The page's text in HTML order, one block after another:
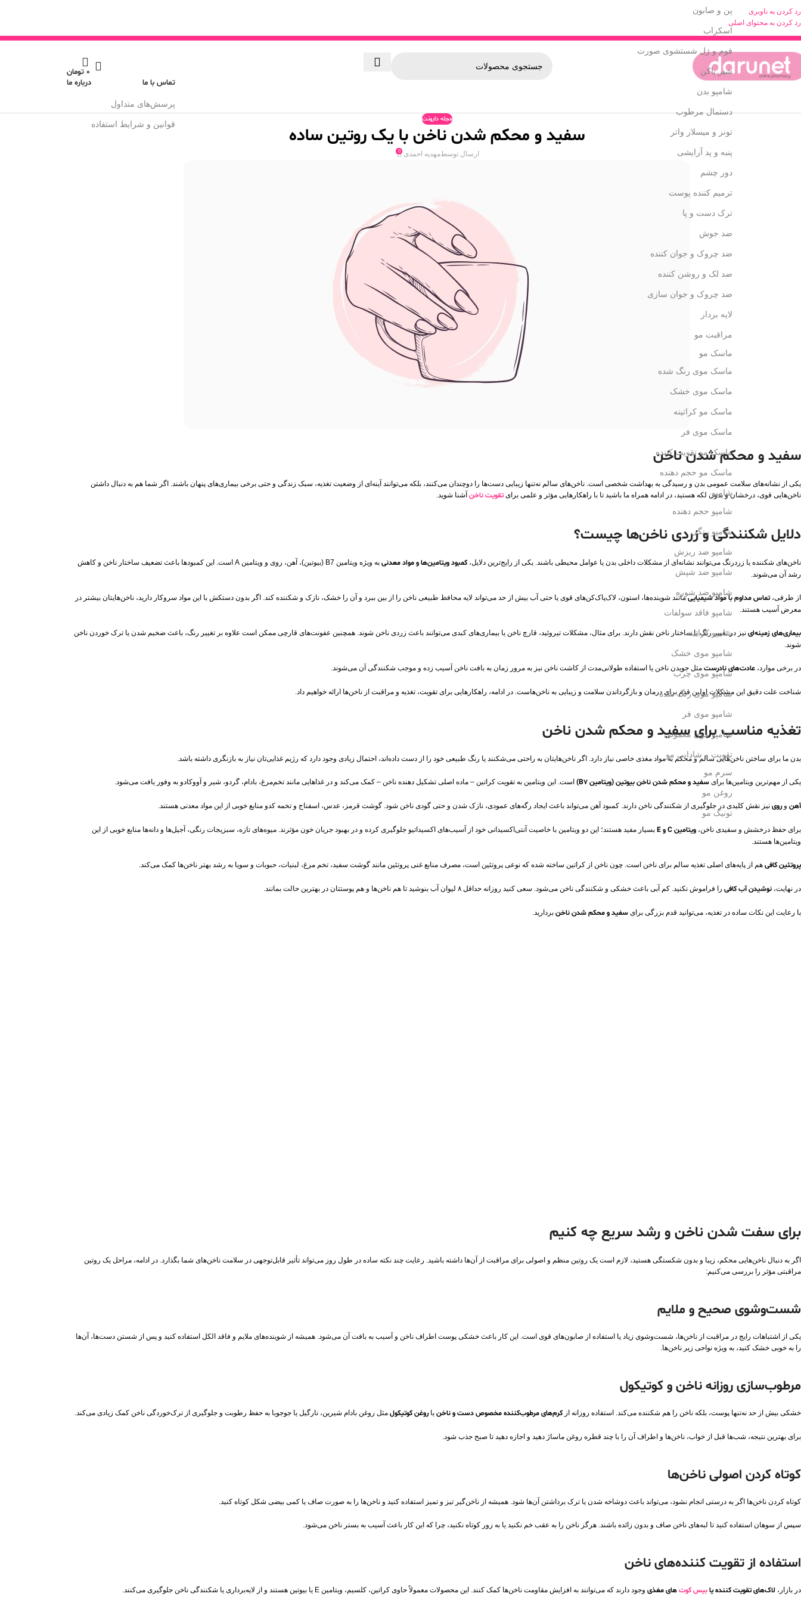
رد کردن به ناوبری
رد کردن به محتوای اصلی
0 تومان
پن و صابون
اسکراب
فوم و ژل شستشوی صورت
شیر پاکن
شامپو بدن
دستمال مرطوب
تونر و میسلار واتر
پنبه و پد آرایشی
دور چشم
ترمیم کننده پوست
ترک دست و پا
ضد جوش
ضد چروک و جوان کننده
ضد لک و روشن کننده
ضد چروک و جوان سازی
لایه بردار
مراقبت مو
ماسک مو
ماسک موی رنگ شده
ماسک موی خشک
ماسک مو کراتینه
ماسک موی فر
ماسک مو تقویت کننده
ماسک مو حجم دهنده
شامپو
شامپو حجم دهنده
شامپو رنگی
شامپو ضد ریزش
شامپو ضد شپش
شامپو ضد شوره
شامپو فاقد سولفات
شامپو کراتینه
شامپو موی خشک
شامپو موی چرب
شامپو موی رنگ شده
شامپو موی فر
شامپو موی معمولی
تقویت و شادابی مو
سرم مو
روغن مو
تونیک مو
تماس با ما
پرسش‌های متداول
قوانین و شرایط استفاده
درباره ما
مجله دارونت
سفید و محکم شدن ناخن با یک روتین ساده
ارسال توسطمهدیه احمدی 0
سفید و محکم شدن ناخن
یکی از نشانه‌های سلامت عمومی بدن و رسیدگی به بهداشت شخصی است. ناخن‌های سالم نه‌تنها زیبایی دست‌ها را دوچندان می‌کنند، بلکه می‌توانند آینه‌ای از وضعیت تغذیه، سبک زندگی و حتی برخی بیماری‌های پنهان باشند. اگر شما هم به دنبال داشتن
ناخن‌هایی قوی، درخشان و بدون لکه هستید، در ادامه همراه ما باشید تا با راهکارهایی مؤثر و علمی برای تقویت ناخن آشنا شوید.
دلایل شکنندگی و زردی ناخن‌ها چیست؟
ناخن‌های شکننده یا زردرنگ می‌توانند نشانه‌ای از مشکلات داخلی بدن یا عوامل محیطی باشند. یکی از رایج‌ترین دلایل، کمبود ویتامین‌ها و مواد معدنی
به‌ ویژه ویتامین B7 (بیوتین)، آهن، روی و ویتامین A است. این کمبودها باعث تضعیف ساختار ناخن و کاهش
رشد آن می‌شوند.
از طرفی، تماس مداوم با مواد شیمیاییمانند شوینده‌ها، استون، لاک‌پاک‌کن‌های قوی یا حتی آب بیش از حد می‌تواند لایه محافظ طبیعی ناخن را از بین ببرد و آن را خشک، نازک و شکننده کند. اگر بدون دستکش با این مواد سروکار دارید، ناخن‌هایتان بیشتر در
معرض آسیب هستند.
بیماری‌های زمینه‌ای نیز در تغییر رنگ یا ساختار ناخن نقش دارند. برای مثال، مشکلات تیروئید، قارچ ناخن یا بیماری‌های کبدی می‌توانند باعث زردی ناخن شوند. همچنین عفونت‌های قارچی ممکن است علاوه بر تغییر رنگ، باعث ضخیم شدن یا ترک خوردن ناخن
شوند.
در برخی موارد، عادت‌های نادرست مثل جویدن ناخن یا استفاده طولانی‌مدت از کاشت ناخن نیز به مرور زمان به بافت ناخن آسیب زده و موجب شکنندگی آن می‌شوند.
شناخت علت دقیق این مشکلات اولین قدم برای درمان و بازگرداندن سلامت و زیبایی به ناخن‌هاست. در ادامه، راهکارهایی برای تقویت، تغذیه و مراقبت از ناخن‌ها ارائه خواهیم داد.
تغذیه مناسب برایسفید و محکم شدن ناخن
بدن ما برای ساختن ناخن‌هایی سالم و محکم به مواد مغذی خاصی نیاز دارد. اگر ناخن‌هایتان به راحتی می‌شکنند یا رنگ طبیعی خود را از دست داده‌اند، احتمال زیادی وجود دارد که رژیم غذایی‌تان نیاز به بازنگری داشته باشد.
یکی از مهم‌ترین ویتامین‌ها برای سفید و محکم شدن ناخنبیوتین (ویتامین B7) است. این ویتامین به تقویت کراتین – ماده اصلی تشکیل‌ دهنده ناخن – کمک می‌کند و در غذاهایی مانند تخم‌مرغ، بادام، گردو، شیر و آووکادو به‌ وفور یافت می‌شود.
آهن و روی نیز نقش کلیدی در جلوگیری از شکنندگی ناخن دارند. کمبود آهن می‌تواند باعث ایجاد رگه‌های عمودی، نازک شدن و حتی گودی ناخن شود. گوشت قرمز، عدس، اسفناج و تخمه کدو منابع خوبی از این مواد معدنی هستند.
برای حفظ درخشش و سفیدی ناخن، ویتامین C و E
بسیار مفید هستند؛ این دو ویتامین با خاصیت آنتی‌اکسیدانی خود از آسیب‌های اکسیداتیو جلوگیری کرده و در بهبود جریان خون مؤثرند. میوه‌های تازه، سبزیجات رنگی، آجیل‌ها و دانه‌ها منابع خوبی از این
ویتامین‌ها هستند.
پروتئین کافی هم از پایه‌های اصلی تغذیه سالم برای ناخن است. چون ناخن از کراتین ساخته شده که نوعی پروتئین است، مصرف منابع غنی پروتئین مانند گوشت سفید، تخم‌ مرغ، لبنیات، حبوبات و سویا به رشد بهتر ناخن‌ها کمک می‌کند.
در نهایت، نوشیدن آب کافی را فراموش نکنید. کم‌ آبی باعث خشکی و شکنندگی ناخن می‌شود. سعی کنید روزانه حداقل ۸ لیوان آب بنوشید تا هم ناخن‌ها و هم پوستتان در بهترین حالت بمانند.
با رعایت این نکات ساده در تغذیه، می‌توانید قدم بزرگی برای سفید و محکم شدن ناخن بردارید.
برای سفت شدن ناخن و رشد سریع چه کنیم
اگر به دنبال ناخن‌هایی محکم، زیبا و بدون شکستگی هستید، لازم است یک روتین منظم و اصولی برای مراقبت از آن‌ها داشته باشید. رعایت چند نکته ساده در طول روز می‌تواند تأثیر قابل‌توجهی در سلامت ناخن‌های شما بگذارد. در ادامه، مراحل یک روتین
مراقبتی مؤثر را بررسی می‌کنیم:
شست‌وشوی صحیح و ملایم
یکی از اشتباهات رایج در مراقبت از ناخن‌ها، شست‌وشوی زیاد یا استفاده از صابون‌های قوی است. این کار باعث خشکی پوست اطراف ناخن و آسیب به بافت آن می‌شود. همیشه از شوینده‌های ملایم و فاقد الکل استفاده کنید و پس از شستن دست‌ها، آن‌ها
را به‌ خوبی خشک کنید، به‌ ویژه نواحی زیر ناخن‌ها.
مرطوب‌سازی روزانه ناخن و کوتیکول
خشکی بیش از حد نه‌تنها پوست، بلکه ناخن را هم شکننده می‌کند. استفاده روزانه از کرم‌های مرطوب‌کننده مخصوص دست و ناخن یا روغن کوتیکول مثل روغن بادام شیرین، نارگیل یا جوجوبا به حفظ رطوبت و جلوگیری از ترک‌خوردگی ناخن کمک زیادی می‌کند.
برای بهترین نتیجه، شب‌ها قبل از خواب، ناخن‌ها و اطراف آن را با چند قطره روغن ماساژ دهید و اجازه دهید تا صبح جذب شود.
کوتاه کردن اصولی ناخن‌ها
کوتاه کردن ناخن‌ها اگر به درستی انجام نشود، می‌تواند باعث دوشاخه شدن یا ترک برداشتن آن‌ها شود. همیشه از ناخن‌گیر تیز و تمیز استفاده کنید و ناخن‌ها را به صورت صاف یا کمی بیضی شکل کوتاه کنید.
سپس از سوهان استفاده کنید تا لبه‌های ناخن صاف و بدون زائده باشند. هرگز ناخن را به عقب خم نکنید یا به‌ زور کوتاه نکنید، چرا که این کار باعث آسیب به بستر ناخن می‌شود.
استفاده از تقویت‌ کننده‌های ناخن
در بازار، لاک‌های تقویت‌ کننده یابیس‌ کوت‌های مغذی وجود دارند که می‌توانند به افزایش مقاومت ناخن‌ها کمک کنند. این محصولات معمولاً حاوی کراتین، کلسیم، ویتامین E یا بیوتین هستند و از لایه‌برداری یا شکنندگی ناخن جلوگیری می‌کنند.